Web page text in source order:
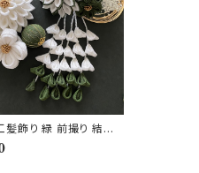
髪飾り 緑 前撮り 結婚
ダリア・梅・藤下がり 緑
ト｜華髪